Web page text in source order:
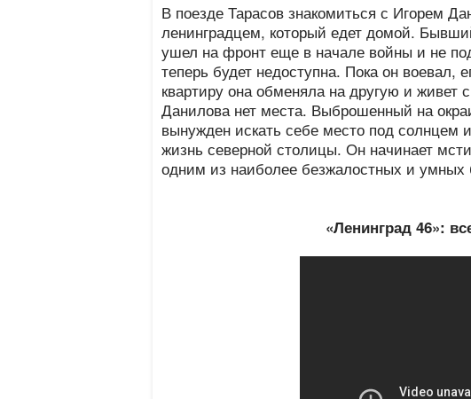
В поезде Тарасов знакомиться с Игорем
ленинградцем, который едет домой.
ушел на фронт еще в начале войны и не
теперь будет недоступна. Пока он
квартиру она обменяла на другую и
Данилова нет места. Выброшенный на
вынужден искать себе место под солнцем
жизнь северной столицы. Он начинает
одним из наиболее безжалостных и умных
«Ленинград 46»: